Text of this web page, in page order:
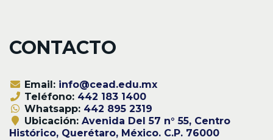
CONTACTO
Email: info@cead.edu.mx
Teléfono: 442 183 1400
Whatsapp: 442 895 2319
Ubicación: Avenida Del 57 n° 55, Centro
Histórico, Querétaro, México. C.P. 76000